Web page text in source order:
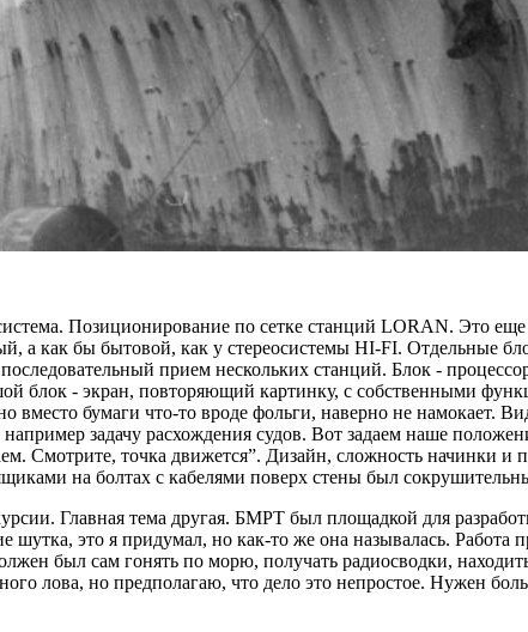
Позиционирование по сетке станций LORAN. Это
а как бы бытовой, как у стереосистемы HI-FI. Отдельные
прием нескольких станций. Блок -
блок - экран, повторяющий картинку, с собственными
вместо бумаги что-то вроде фольги, наверно не намокает.
задачу расхождения судов. Вот задаем наше
Смотрите, точка движется”. Дизайн, сложность начинки и
на болтах с кабелями поверх стены был
Главная тема другая. БМРТ был площадкой для
это я придумал, но как-то же она называлась. Работа
был сам гонять по морю, получать радиосводки,
лова, но предполагаю, что дело это непростое. Нужен